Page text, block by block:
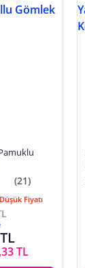
(21)
Fiyatı
TL